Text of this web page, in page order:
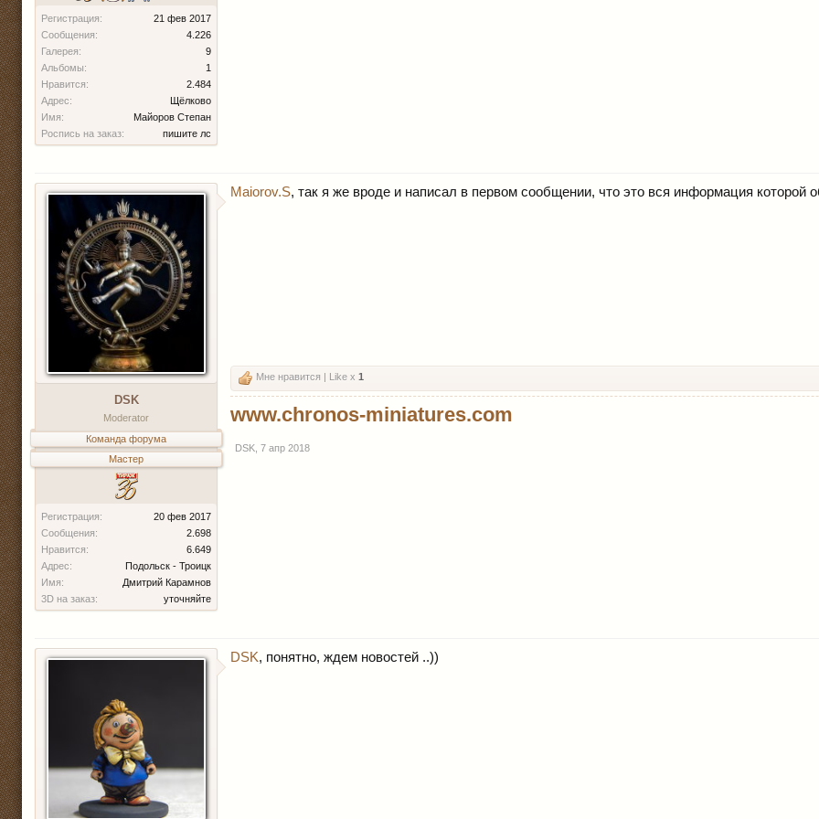
Регистрация:
21 фев 2017
Сообщения:
4.226
Галерея:
9
Альбомы:
1
Нравится:
2.484
Адрес:
Щёлково
Имя:
Майоров Степан
Роспись на заказ:
пишите лс
DSK
Moderator
Команда форума
Мастер
Регистрация:
20 фев 2017
Сообщения:
2.698
Нравится:
6.649
Адрес:
Подольск - Троицк
Имя:
Дмитрий Карамнов
3D на заказ:
уточняйте
Maiorov.S, так я же вроде и написал в первом сообщении, что это вся информация которой
Мне нравится | Like x 1
www.chronos-miniatures.com
DSK 7 апр 2018
DSK, понятно, ждем новостей ..))